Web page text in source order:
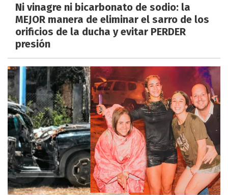
Ni vinagre ni bicarbonato de sodio: la
MEJOR manera de eliminar el sarro de los
orificios de la ducha y evitar PERDER
presión